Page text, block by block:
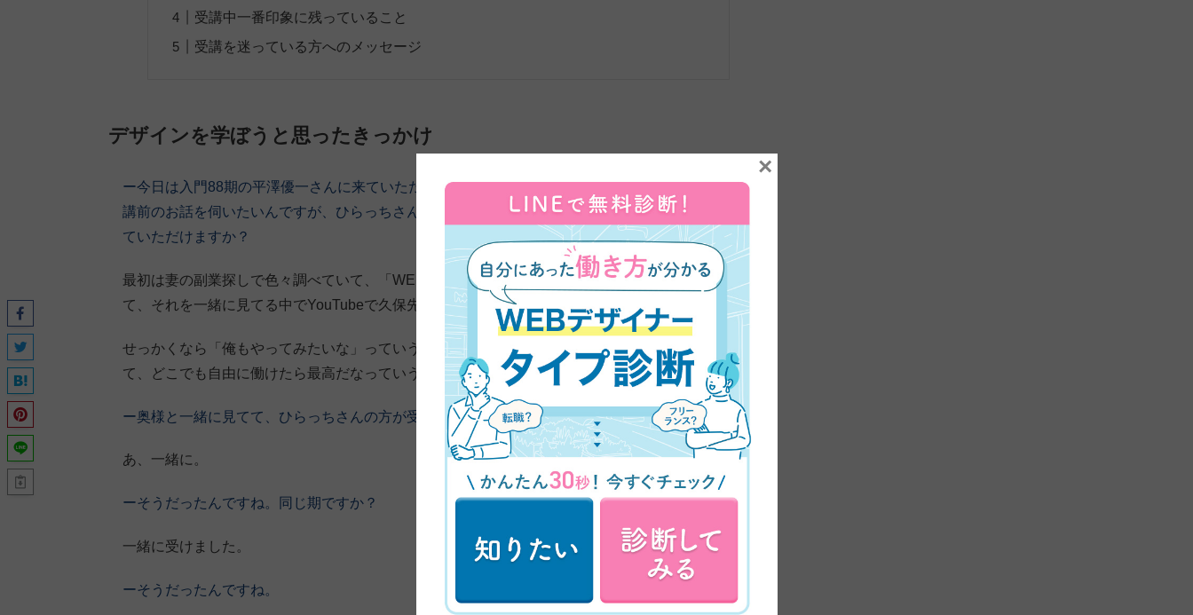
受講中一番印象に残っていること
受講を迷っている方へのメッセージ
デザインを学ぼうと思ったきっかけ
ー今日は入門88期の平澤優一さんに来ていただきました。本日はよろしくお願いします。最初に受
講前のお話を伺いたいんですが、ひらっちさんがデザインを学ぼうと思ったきっかけや理由を教え
ていただけますか？
最初は妻の副業探しで色々調べていて、「WEBデザイナーとかいいんじゃないか」って話になっ
て、それを一緒に見てる中でYouTubeで久保先生の動画を見せてもらっていました。
せっかくなら「俺もやってみたいな」っていうところから、どうせならフリーランスとかになっ
て、どこでも自由に働けたら最高だなっていう風に思って受講を決めました。
ー奥様と一緒に見てて、ひらっちさんの方が受講を決められたんですか？奥様も？
あ、一緒に。
ーそうだったんですね。同じ期ですか？
一緒に受けました。
ーそうだったんですね。
×